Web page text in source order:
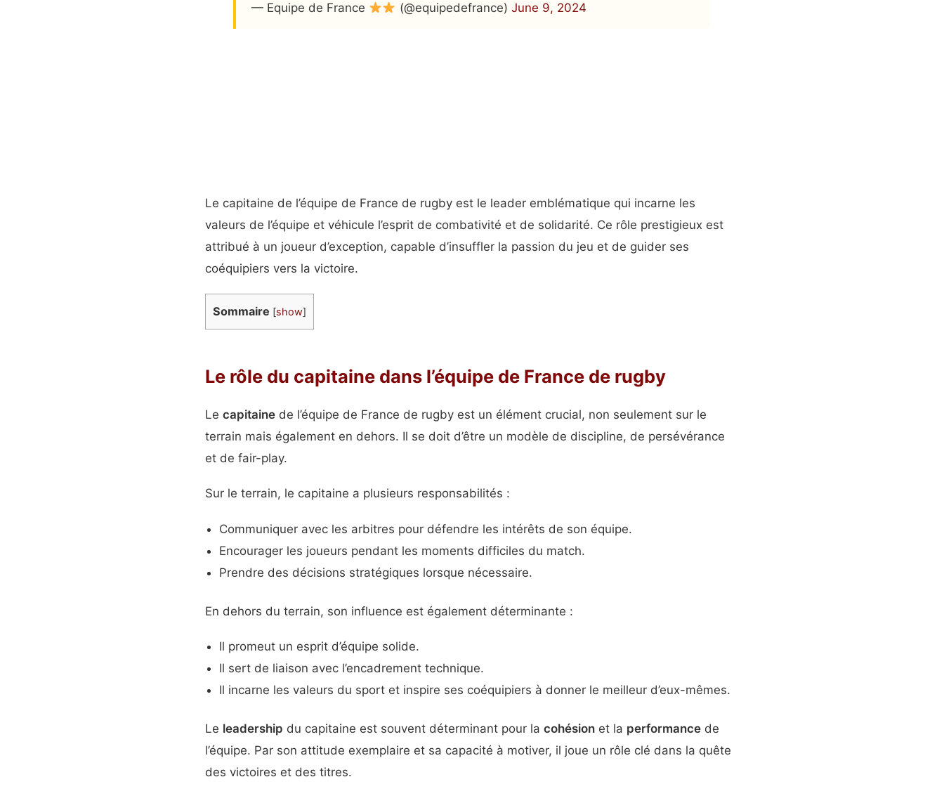
— Equipe de France
(@equipedefrance) June 9, 2024
Le capitaine de l’équipe de France de rugby est le leader emblématique qui incarne les
valeurs de l’équipe et véhicule l’esprit de combativité et de solidarité. Ce rôle prestigieux est
attribué à un joueur d’exception, capable d’insuffler la passion du jeu et de guider ses
coéquipiers vers la victoire.
Sommaire [show]
Le rôle du capitaine dans l’équipe de France de rugby
Le capitaine de l’équipe de France de rugby est un élément crucial, non seulement sur le
terrain mais également en dehors. Il se doit d’être un modèle de discipline, de persévérance
et de fair-play.
Sur le terrain, le capitaine a plusieurs responsabilités :
Communiquer avec les arbitres pour défendre les intérêts de son équipe.
Encourager les joueurs pendant les moments difficiles du match.
Prendre des décisions stratégiques lorsque nécessaire.
En dehors du terrain, son influence est également déterminante :
Il promeut un esprit d’équipe solide.
Il sert de liaison avec l’encadrement technique.
Il incarne les valeurs du sport et inspire ses coéquipiers à donner le meilleur d’eux-mêmes.
Le leadership du capitaine est souvent déterminant pour la cohésion et la performance de
l’équipe. Par son attitude exemplaire et sa capacité à motiver, il joue un rôle clé dans la quête
des victoires et des titres.